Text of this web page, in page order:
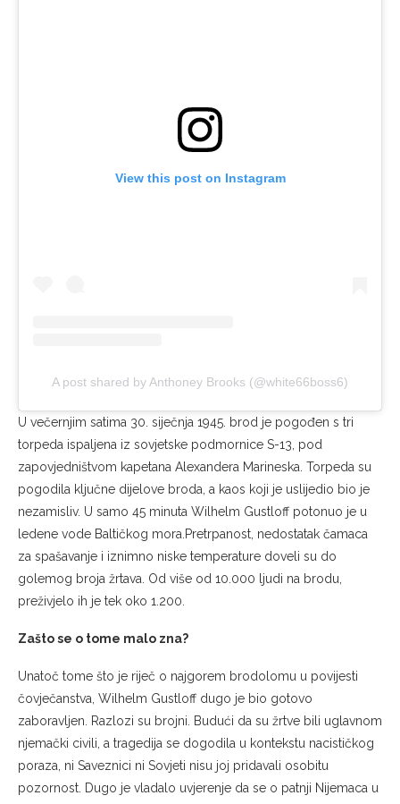
View this post on Instagram
A post shared by Anthoney Brooks (@white66boss6)
U večernjim satima 30. siječnja 1945. brod je pogođen s tri
torpeda ispaljena iz sovjetske podmornice S-13, pod
zapovjedništvom kapetana Alexandera Marineska. Torpeda su
pogodila ključne dijelove broda, a kaos koji je uslijedio bio je
nezamisliv. U samo 45 minuta Wilhelm Gustloff potonuo je u
ledene vode Baltičkog mora.Pretrpanost, nedostatak čamaca
za spašavanje i iznimno niske temperature doveli su do
golemog broja žrtava. Od više od 10.000 ljudi na brodu,
preživjelo ih je tek oko 1.200.
Zašto se o tome malo zna?
Unatoč tome što je riječ o najgorem brodolomu u povijesti
čovječanstva, Wilhelm Gustloff dugo je bio gotovo
zaboravljen. Razlozi su brojni. Budući da su žrtve bili uglavnom
njemački civili, a tragedija se dogodila u kontekstu nacističkog
poraza, ni Saveznici ni Sovjeti nisu joj pridavali osobitu
pozornost. Dugo je vladalo uvjerenje da se o patnji Nijemaca u